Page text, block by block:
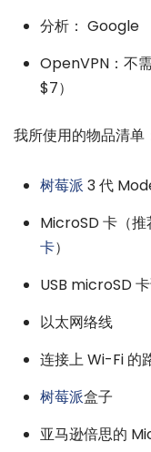
分析： Google
OpenVPN：不
$7）
我所使用的物品清单
树莓派 3 代
MicroSD 卡（推
卡）
USB microSD
以太网络线
连接上 Wi-Fi 的
树莓派盒子
亚马逊倍思的